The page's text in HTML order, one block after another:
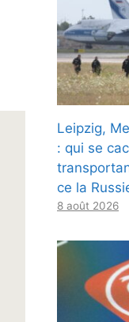
Leipzig,
: qui se
ce la
8 août 2026